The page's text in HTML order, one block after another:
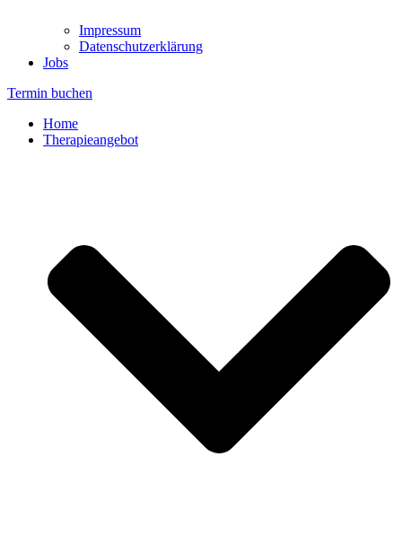
Impressum
Datenschutzerklärung
Jobs
Termin buchen
Home
Therapieangebot